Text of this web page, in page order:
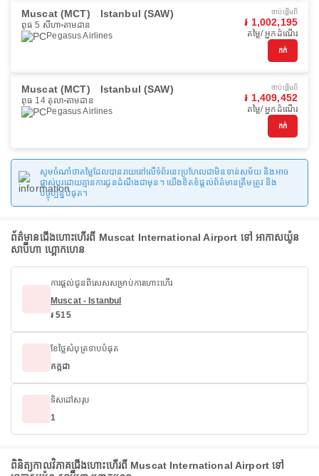
Muscat (MCT) Istanbul (SAW)
ពុធ 5 សីហា តាមដាន
Pegasus Airlines
ចាប់ផ្ដើមពី
៛ 1,002,195
តម្លៃ/ អ្នកដំណើរ
កក់
Muscat (MCT) Istanbul (SAW)
ពុធ 14 តុលា តាមដាន
Pegasus Airlines
ចាប់ផ្ដើមពី
៛ 1,409,452
តម្លៃ/ អ្នកដំណើរ
កក់
សូមចំណាំថាតម្លៃដែលបានរាយនៅលើទំព័រនេះប្រហែលជាមិនទាន់សម័យ និងអាច
ផ្លាស់ប្តូរដោយគ្មានការជូនដំណឹងជាមុន។ យើងខិតខំផ្តល់ព័ត៌មានត្រឹមត្រូវ និង
បច្ចុប្បន្នបំផុត។
ព័ត៌មានជើងហោះហើរពី Muscat International Airport ទៅ អាកាសយ៉ូន
សាប៊ីហា ហ្គោកហេន
ការផ្តល់ជូនពិសេសសម្រាប់ការហោះហើរ
Muscat - Istanbul
៛ 515
ខែថ្លៃសំបុត្រទាបបំផុត
កក្កដា
ទិសដៅសរុប
1
ពិនិត្យកាលវិភាគជើងហោះហើរពី Muscat International Airport ទៅ